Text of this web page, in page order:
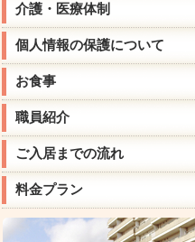
介護・医療体制
個人情報の保護について
お食事
職員紹介
ご入居までの流れ
料金プラン